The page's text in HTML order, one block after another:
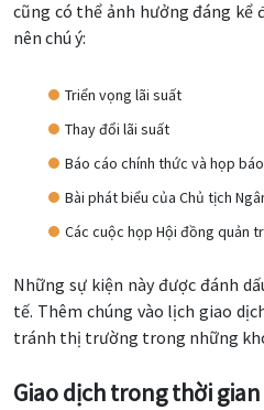
cũng có thể ảnh hưởng đáng
nên chú ý:
Triển vọng lãi suất
Thay đổi lãi suất
Báo cáo chính thức và họp
Bài phát biểu của Chủ tịch
Các cuộc họp Hội đồng quản
Những sự kiện này được đánh
tế. Thêm chúng vào lịch giao
tránh thị trường trong những
Giao dịch trong thời